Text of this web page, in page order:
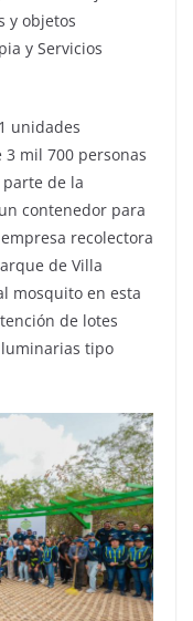
y objetos
y Servicios
unidades
mil 700 personas
de la
contenedor para
recolectora
de Villa
mosquito en esta
de lotes
tipo